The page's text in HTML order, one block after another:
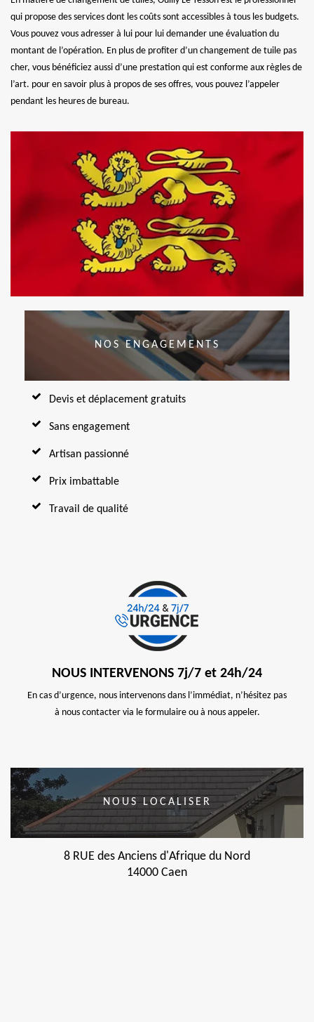
qui propose des services dont les coûts sont accessibles à tous les budgets.
Vous pouvez vous adresser à lui pour lui demander une évaluation du
montant de l’opération. En plus de profiter d’un changement de tuile pas
cher, vous bénéficiez aussi d’une prestation qui est conforme aux règles de
l’art. pour en savoir plus à propos de ses offres, vous pouvez l’appeler
pendant les heures de bureau.
NOS ENGAGEMENTS
Devis et déplacement gratuits
Sans engagement
Artisan passionné
Prix imbattable
Travail de qualité
NOUS INTERVENONS 7j/7 et 24h/24
En cas d’urgence, nous intervenons dans l’immédiat, n’hésitez pas
à nous contacter via le formulaire ou à nous appeler.
NOUS LOCALISER
8 RUE des Anciens d'Afrique du Nord
14000 Caen